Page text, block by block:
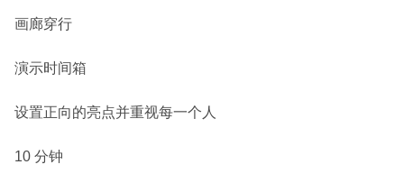
画廊穿行
演示时间箱
设置正向的亮点并重视每一个人
10 分钟